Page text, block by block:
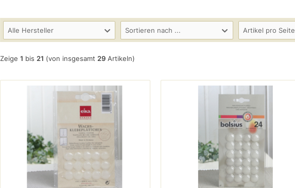
Alle Hersteller Sortieren nach ... Artikel pro Seite
Zeige 1 bis 21 (von insgesamt 29 Artikeln)